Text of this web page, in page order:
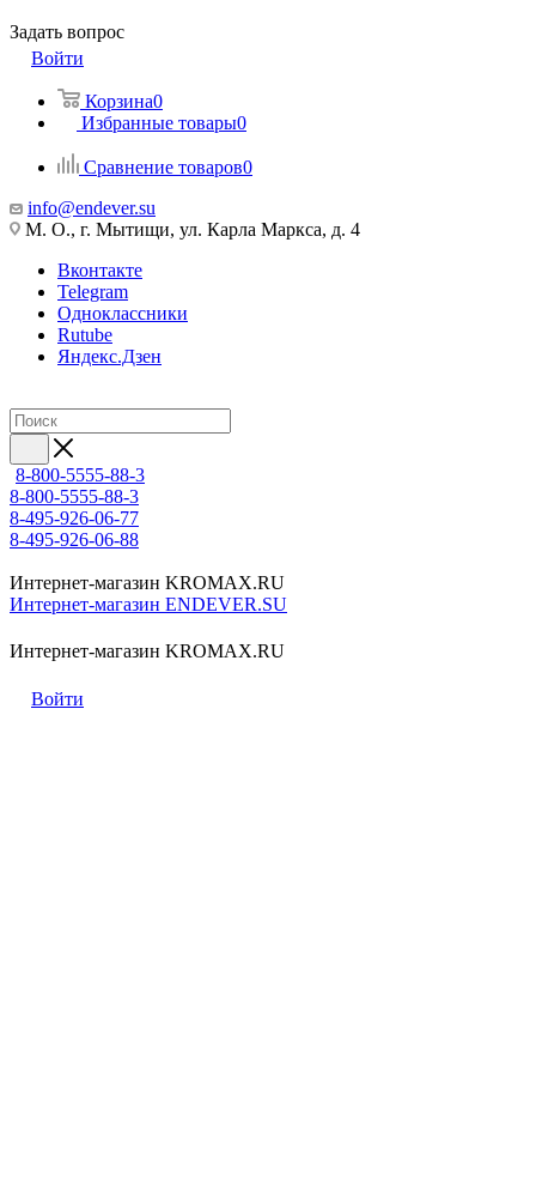
Задать вопрос
Войти
Корзина0
Избранные товары0
Сравнение товаров0
info@endever.su
М. О., г. Мытищи, ул. Карла Маркса, д. 4
Вконтакте
Telegram
Одноклассники
Rutube
Яндекс.Дзен
8-800-5555-88-3
8-800-5555-88-3
8-495-926-06-77
8-495-926-06-88
Интернет-магазин KROMAX.RU
Интернет-магазин ENDEVER.SU
Интернет-магазин KROMAX.RU
Войти